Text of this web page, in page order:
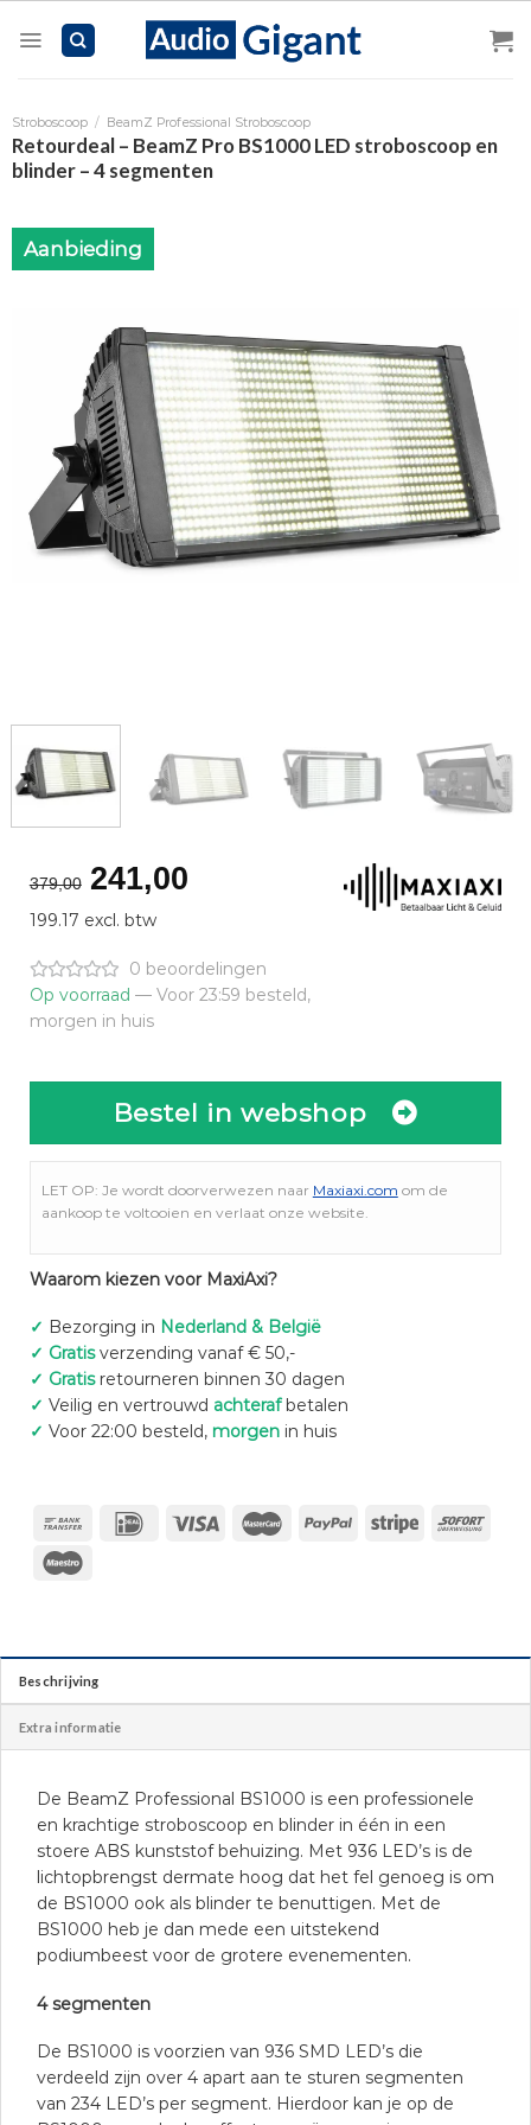
Stroboscoop / BeamZ Professional Stroboscoop
Retourdeal – BeamZ Pro BS1000 LED stroboscoop en
blinder – 4 segmenten
Aanbieding
379,00 Oorspronkelijke
prijs
was:
€379,00.
241,00Huidige
€241,00.
199.17 excl. btw
0 beoordelingen
Op voorraad — Voor 23:59 besteld,
morgen in huis
Bestel in webshop
LET OP: Je wordt doorverwezen naar Maxiaxi.com om de
aankoop te voltooien en verlaat onze website.
Waarom kiezen voor MaxiAxi?
✓ Bezorging in Nederland & België
✓ Gratisverzending vanaf € 50,-
✓ Gratisretourneren binnen 30 dagen
✓ Veilig en vertrouwd achterafbetalen
✓ Voor 22:00 besteld, morgenin huis
Beschrijving
Extra informatie
De BeamZ Professional BS1000 is een professionele
en krachtige stroboscoop en blinder in één in een
stoere ABS kunststof behuizing. Met 936 LED’s is de
lichtopbrengst dermate hoog dat het fel genoeg is om
de BS1000 ook als blinder te benuttigen. Met de
BS1000 heb je dan mede een uitstekend
podiumbeest voor de grotere evenementen.
4 segmenten
De BS1000 is voorzien van 936 SMD LED’s die
verdeeld zijn over 4 apart aan te sturen segmenten
van 234 LED’s per segment. Hierdoor kan je op de